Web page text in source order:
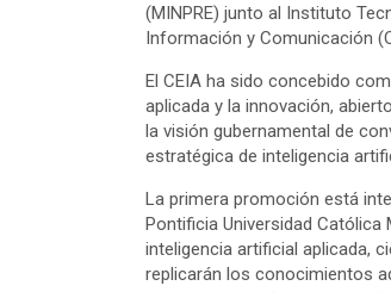
(MINPRE) junto al Instituto
Información y Comunicación
El CEIA ha sido concebido
aplicada y la innovación,
la visión gubernamental de
estratégica de inteligencia
La primera promoción está
Pontificia Universidad Católica
inteligencia artificial aplicada,
replicarán los conocimientos